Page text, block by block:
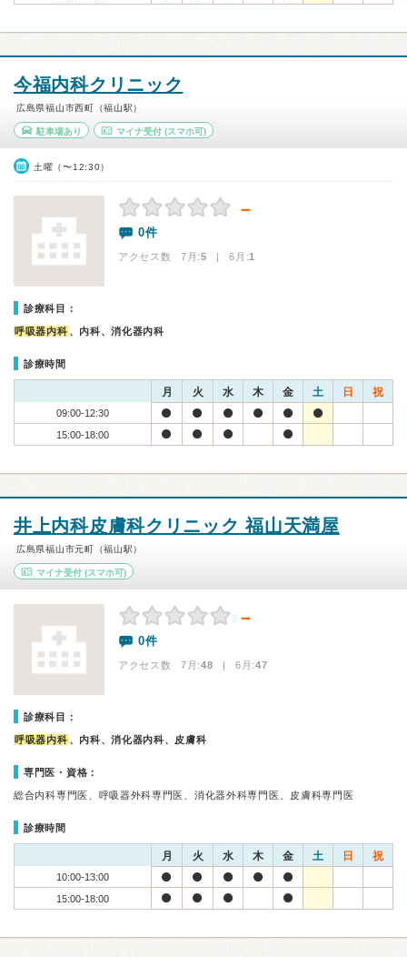
今福内科クリニック
広島県福山市西町（福山駅）
駐車場あり マイナ受付(スマホ可)
土曜（〜12:30）
－
0件
アクセス数 7月:5 | 6月:1
診療科目：
呼吸器内科 、内科、消化器内科
診療時間
月 火 水 木 金 土 日 祝
09:00-12:30
15:00-18:00
井上内科皮膚科クリニック 福山天満屋
広島県福山市元町（福山駅）
マイナ受付 (スマホ可)
－
0件
アクセス数 7月:48 | 6月:47
診療科目：
呼吸器内科 、内科、消化器内科、皮膚科
専門医・資格：
総合内科専門医、呼吸器外科専門医、消化器外科専門医、皮膚科専門医
診療時間
月 火 水 木 金 土 日 祝
10:00-13:00
15:00-18:00